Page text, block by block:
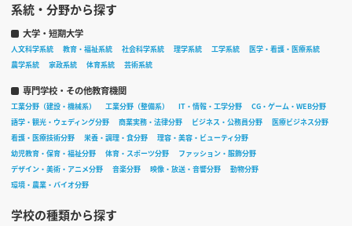
系統・分野から探す
大学・短期大学
人文科学系統 教育・福祉系統 社会科学系統 理学系統 工学系統
医学・看護・医療系統
農学系統
家政系統 体育系統 芸術系統
専門学校・その他教育機関
工業分野（建設・機械系） 工業分野（整備系） IT・情報・工学分野
CG・ゲーム・WEB分野
語学・観光・ウェディング分野
商業実務・法律分野 ビジネス・公務員分野
医療ビジネス分野
看護・医療技術分野
栄養・調理・食分野
理容・美容・ビューティ分野
幼児教育・保育・福祉分野
体育・スポーツ分野
ファッション・服飾分野
デザイン・美術・アニメ分野
音楽分野 映像・放送・音響分野
動物分野
環境・農業・バイオ分野
学校の種類から探す